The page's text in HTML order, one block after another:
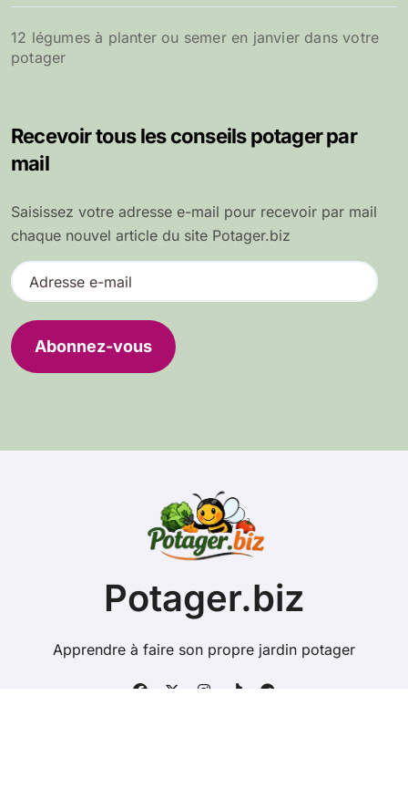
12 légumes à planter ou semer en janvier dans votre
potager
Recevoir tous les conseils potager par
mail
Saisissez votre adresse e-mail pour recevoir par mail
chaque nouvel article du site Potager.biz
A
d
e
s
Abonnez-vous
Potager.biz
Apprendre à faire son propre jardin potager